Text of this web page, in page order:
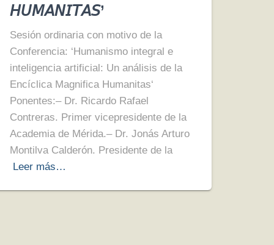
𝘏𝘜𝘔𝘈𝘕𝘐𝘛𝘈𝘚’
Sesión ordinaria con motivo de la
Conferencia: ‘Humanismo integral e
inteligencia artificial: Un análisis de la
Encíclica Magnifica Humanitas‘
Ponentes:– Dr. Ricardo Rafael
Contreras. Primer vicepresidente de la
Academia de Mérida.– Dr. Jonás Arturo
Montilva Calderón. Presidente de la
Leer más…